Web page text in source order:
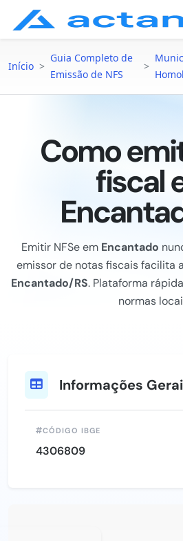
Início >
Guia Completo de
Emissão de NFS
>
Como
fiscal
Emitir NFSe em Encantado
emissor de notas fiscais facilita
Encantado/RS. Plataforma
normas
Informações
CÓDIGO IBGE
4306809